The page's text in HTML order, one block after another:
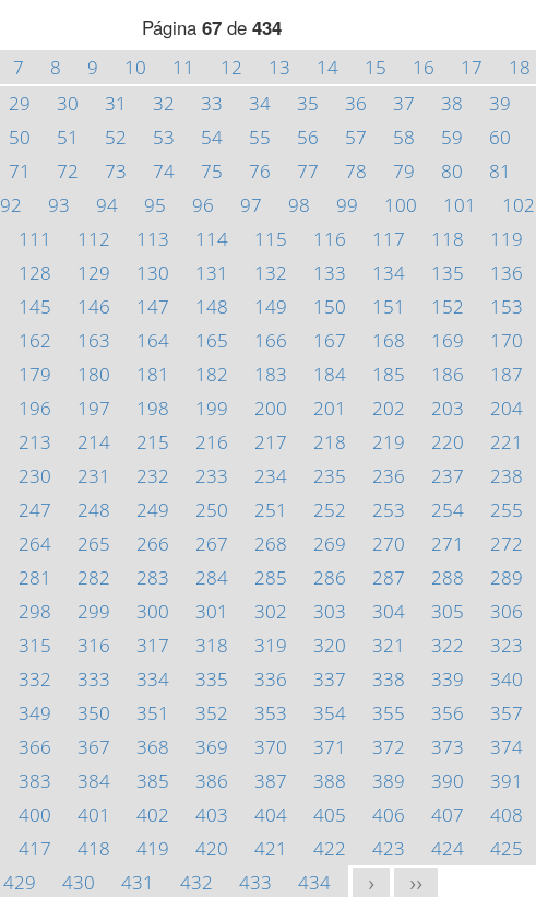
Página 67 de 434
7 8 9 10 11 12 13 14 15 16 17 18
29 30 31 32 33 34 35 36 37 38 39
50 51 52 53 54 55 56 57 58 59 60
71 72 73 74 75 76 77 78 79 80 81
92 93 94 95 96 97 98 99 100 101 102
111 112 113 114 115 116 117 118 119
128 129 130 131 132 133 134 135 136
145 146 147 148 149 150 151 152 153
162 163 164 165 166 167 168 169 170
179 180 181 182 183 184 185 186 187
196 197 198 199 200 201 202 203 204
213 214 215 216 217 218 219 220 221
230 231 232 233 234 235 236 237 238
247 248 249 250 251 252 253 254 255
264 265 266 267 268 269 270 271 272
281 282 283 284 285 286 287 288 289
298 299 300 301 302 303 304 305 306
315 316 317 318 319 320 321 322 323
332 333 334 335 336 337 338 339 340
349 350 351 352 353 354 355 356 357
366 367 368 369 370 371 372 373 374
383 384 385 386 387 388 389 390 391
400 401 402 403 404 405 406 407 408
417 418 419 420 421 422 423 424 425
429
430 431 432 433 434 > >>